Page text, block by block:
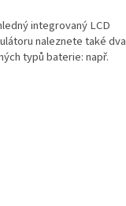
integrovaný LCD
naleznete také dva
typů baterie: např.